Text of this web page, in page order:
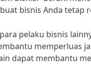
bisnis Anda tetap
pelaku bisnis
memperluas
dapat membantu